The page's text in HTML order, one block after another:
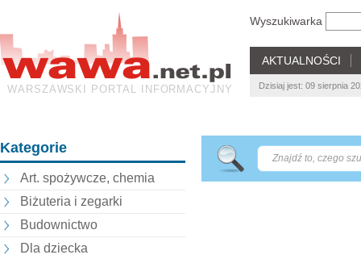
WARSZAWSKI PORTAL INFORMACYJNY
Wyszukiwarka
AKTUALNOŚCI
Dzisiaj jest: 09 sierpnia
Kategorie
Art. spożywcze, chemia
Biżuteria i zegarki
Budownictwo
Dla dziecka